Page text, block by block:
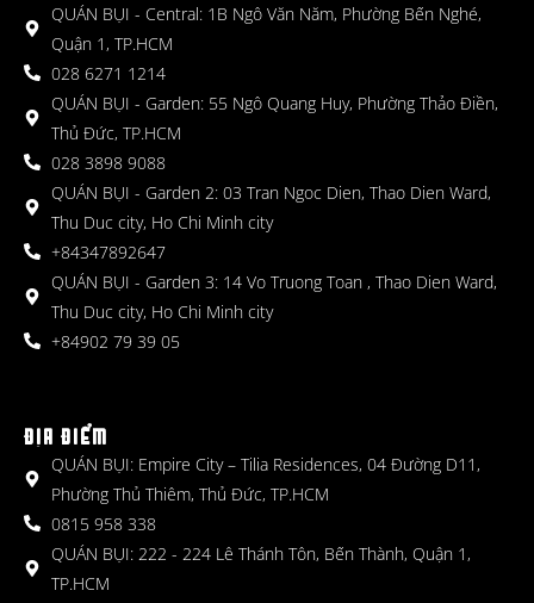
QUÁN BỤI - Central: 1B Ngô Văn Năm, Phường Bến Nghé,
Quận 1, TP.HCM
028 6271 1214
QUÁN BỤI - Garden: 55 Ngô Quang Huy, Phường Thảo Điền,
Thủ Đức, TP.HCM
028 3898 9088
QUÁN BỤI - Garden 2: 03 Tran Ngoc Dien, Thao Dien Ward,
Thu Duc city, Ho Chi Minh city
+84347892647
QUÁN BỤI - Garden 3: 14 Vo Truong Toan , Thao Dien Ward,
Thu Duc city, Ho Chi Minh city
+84902 79 39 05
ĐỊA ĐIỂM
QUÁN BỤI: Empire City – Tilia Residences, 04 Đường D11,
Phường Thủ Thiêm, Thủ Đức, TP.HCM
0815 958 338
QUÁN BỤI: 222 - 224 Lê Thánh Tôn, Bến Thành, Quận 1,
TP.HCM